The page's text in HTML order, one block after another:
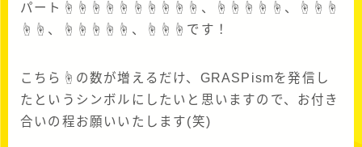
パート☝☝☝☝☝☝☝☝☝☝、☝☝☝☝☝、☝☝☝
☝☝、☝☝☝☝☝、☝☝☝です！
こちら☝の数が増えるだけ、GRASPismを発信し
たというシンボルにしたいと思いますので、お付き
合いの程お願いいたします(笑)